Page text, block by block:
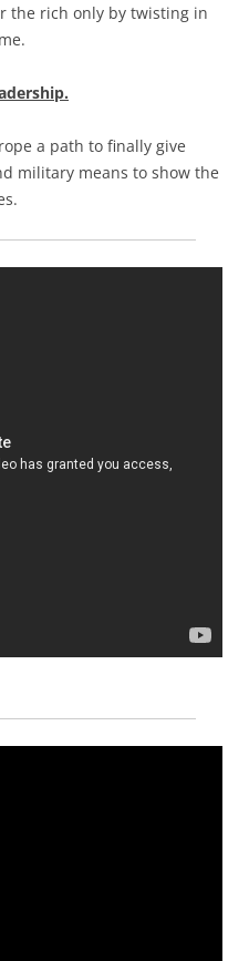
the rich only by twisting in
a path to finally give
military means to show the